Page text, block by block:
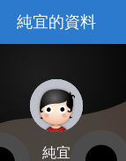
純宜的資料
純宜